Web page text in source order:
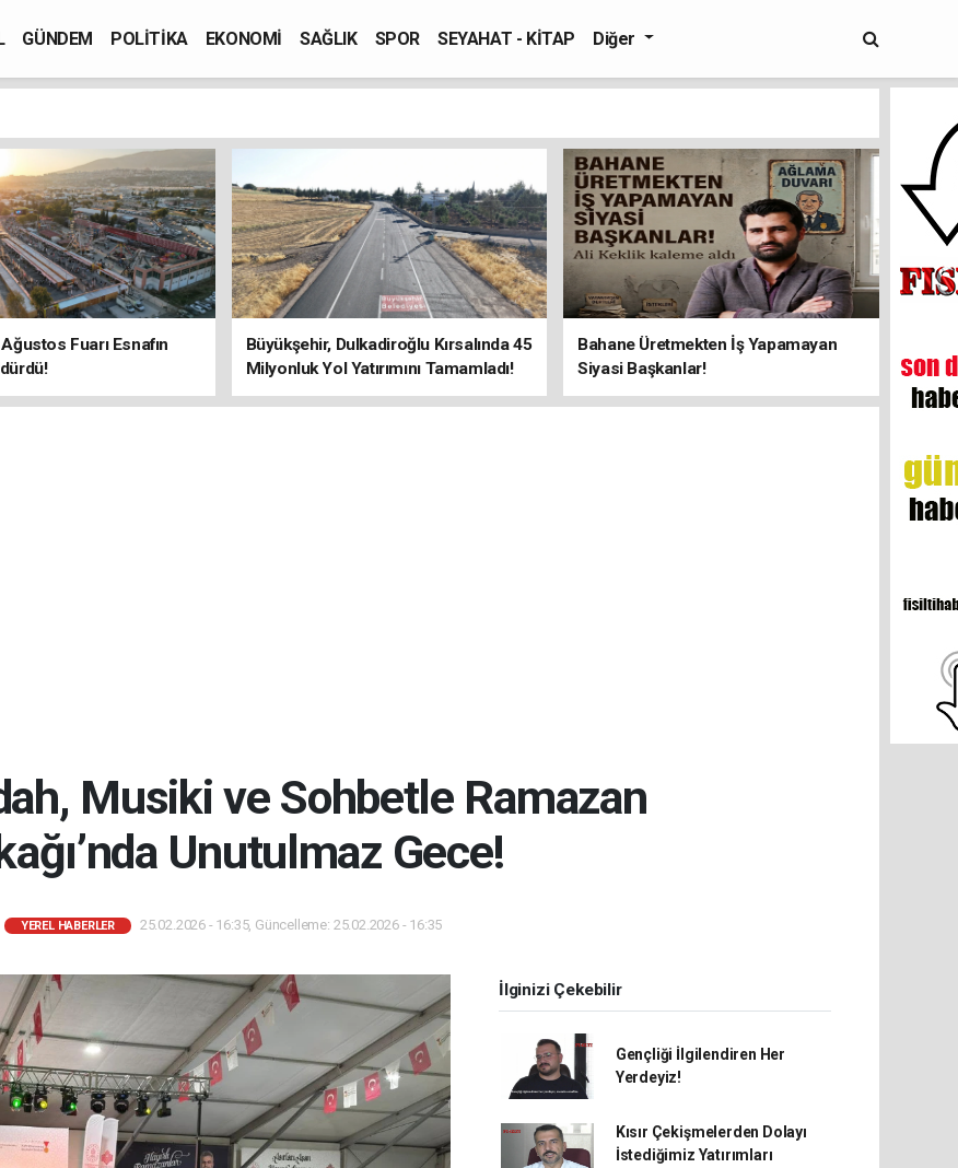
GÜNDEM POLİTİKA EKONOMİ SAĞLIK SPOR SEYAHAT - KİTAP Diğer
Fuarı Esnafın
Büyükşehir, Dulkadiroğlu Kırsalında 45
Milyonluk Yol Yatırımını Tamamladı!
Bahane Üretmekten İş Yapamayan
Siyasi Başkanlar!
Musiki ve Sohbetle Ramazan
Unutulmaz Gece!
YEREL HABERLER 25.02.2026 - 16:35, Güncelleme: 25.02.2026 - 16:35
İlginizi Çekebilir
Gençliği İlgilendiren Her
Yerdeyiz!
Kısır Çekişmelerden Dolayı
İstediğimiz Yatırımları